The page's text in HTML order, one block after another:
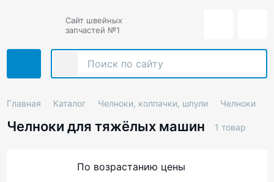
Сайт швейных
запчастей №1
Главная Каталог Челноки, колпачки, шпули Челноки
Челноки для тяжёлых машин 1 товар
По возрастанию цены